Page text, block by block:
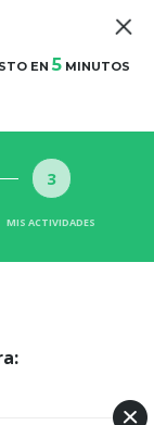
EN5MINUTOS
3
MIS ACTIVIDADES